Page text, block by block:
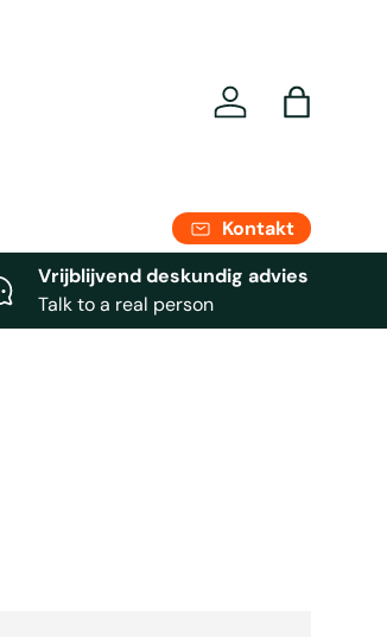
Einloggen
Kontakt
Vrijblijvend deskundig advies
Talk to a real person